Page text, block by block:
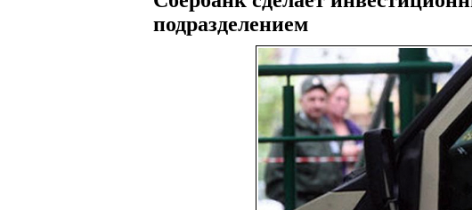
подразделением